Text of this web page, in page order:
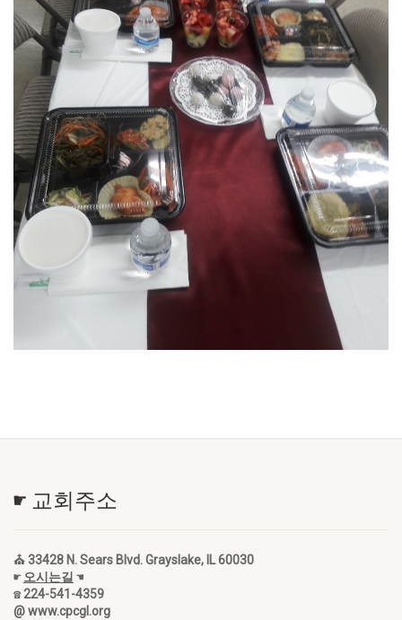
☛ 교회주소
⛪ 33428 N. Sears Blvd. Grayslake, IL 60030
☛ 오시는길 ☚
☎ 224-541-4359
@ www.cpcgl.org